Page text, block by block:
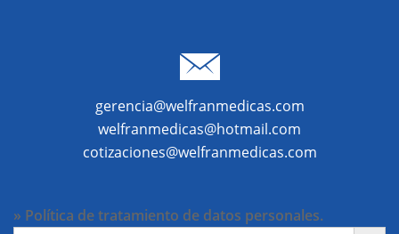
gerencia@welfranmedicas.com
welfranmedicas@hotmail.com
cotizaciones@welfranmedicas.com
» Política de tratamiento de datos personales.
BOTÓN DE